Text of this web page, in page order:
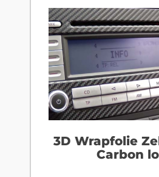
3D Wrapfolie
Carbon